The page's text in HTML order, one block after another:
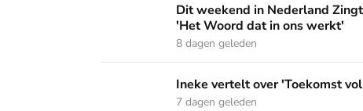
Dit weekend in Nederland Zingt: 'Dordrecht
Dit weekend in Nederland
'Het Woord dat in ons werkt'
8 dagen geleden
Ineke vertelt over 'Toekomst vol van hoop' op
Ineke vertelt over 'Toekomst
7 dagen geleden